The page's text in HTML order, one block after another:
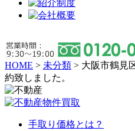
HOME > 未分類 > 大阪市鶴見
約致しました。
手取り価格とは？